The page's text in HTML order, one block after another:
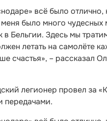
всё было
было много
Бельгии. Здесь мы
летать на самолёте
счастья», – рассказал
легионер провел за
передачами.